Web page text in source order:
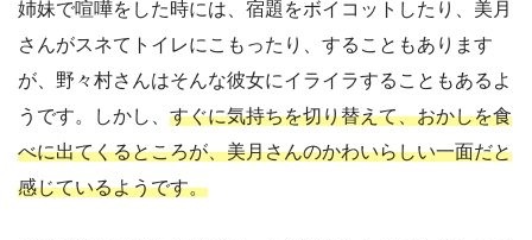
姉妹で喧嘩をした時には、宿題をボイコットしたり、美月
さんがスネてトイレにこもったり、することもあります
が、野々村さんはそんな彼女にイライラすることもあるよ
うです。しかし、 すぐに気持ちを切り替えて、おかしを食
べに出てくるところが、美月さんのかわいらしい一面だと
感じているようです。